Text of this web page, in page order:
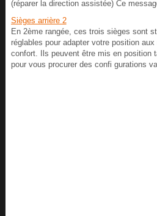
(réparer la direction assistée) Ce
Sièges arrière 2
En 2ème rangée, ces trois sièges sont
réglables pour adapter votre position
confort. Ils peuvent être mis en position
pour vous procurer des confi gurations